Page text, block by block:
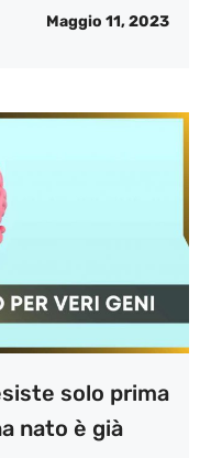
Maggio 11, 2023
solo prima
nato è già